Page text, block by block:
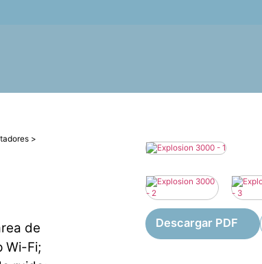
>
de
Wi-Fi;
Descargar PDF